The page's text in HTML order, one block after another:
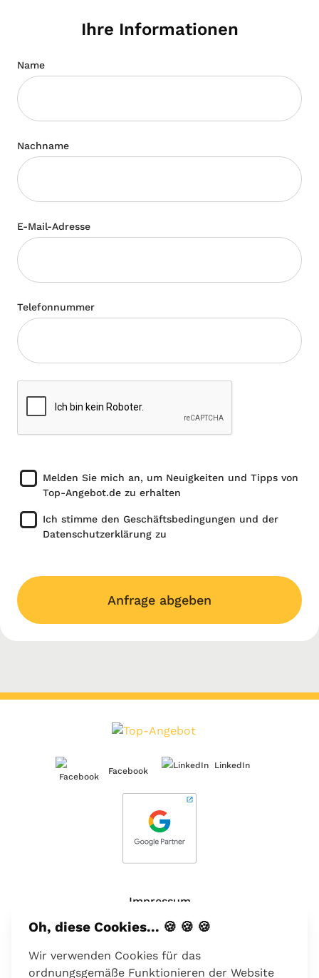
Ihre Informationen
Name
Nachname
E-Mail-Adresse
Telefonnummer
Melden Sie mich an, um Neuigkeiten und Tipps von
Top-Angebot.de zu erhalten
Ich stimme den Geschäftsbedingungen und der
Datenschutzerklärung zu
Anfrage abgeben
Facebook
LinkedIn
Impressum
Über uns
Kontakt
Oh, diese Cookies... 🍪 🍪 🍪
Wir verwenden Cookies für das
ordnungsgemäße Funktionieren der Website